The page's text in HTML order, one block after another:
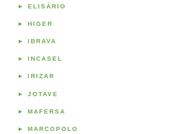
► ELISÁRIO
► HIGER
► IBRAVA
► INCASEL
► IRIZAR
► JOTAVE
► MAFERSA
► MARCOPOLO